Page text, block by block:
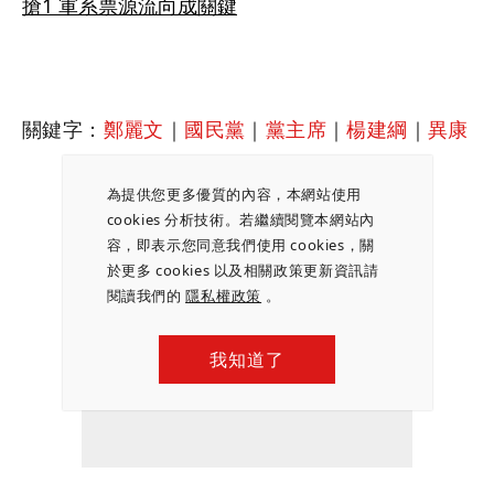
為提供您更多優質的內容，本網站使用
cookies 分析技術。若繼續閱覽本網站內
容，即表示您同意我們使用 cookies，關
於更多 cookies 以及相關政策更新資訊請
閱讀我們的隱私權政策 。
我知道了
搶1 軍系票源流向成關鍵
關鍵字： 鄭麗文 ｜ 國民黨 ｜ 黨主席 ｜楊建綱 ｜異康